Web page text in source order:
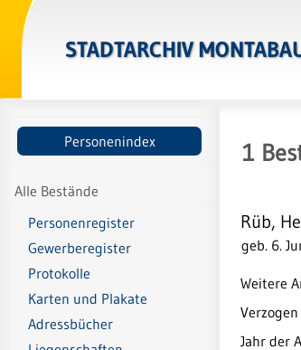
STADTARCHIV
Personenindex
Alle Bestände
Personenregister
Gewerberegister
Protokolle
Karten und Plakate
Adressbücher
1
Rüb,
geb. 6.
Weitere
Jahr der